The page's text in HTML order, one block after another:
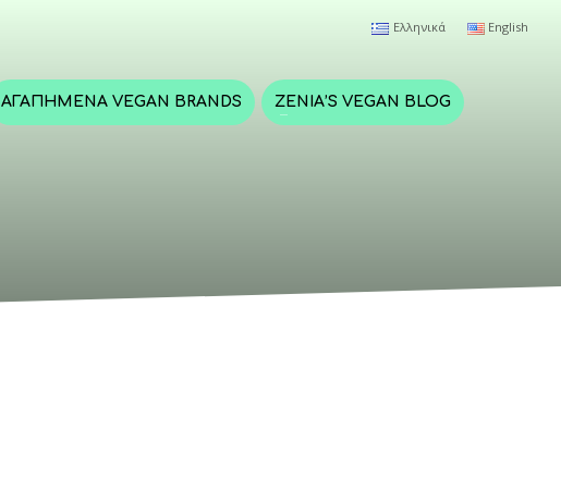
Ελληνικά English
ΑΓΑΠΗΜΈΝΑ VEGAN BRANDS ZENIA’S VEGAN BLOG